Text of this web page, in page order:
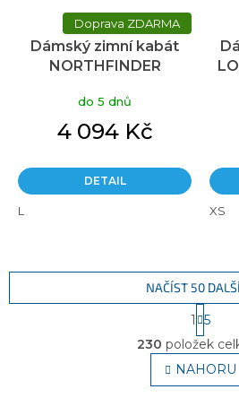
ZDARMA
Dámský zimní kabát
NORTHFINDER
do 5 dnů
4 094 Kč
DETAIL
L XS
O
v
l
á
NAČÍST 50
S
t
r
á
n
k
1
5
230 položek
NAHORU